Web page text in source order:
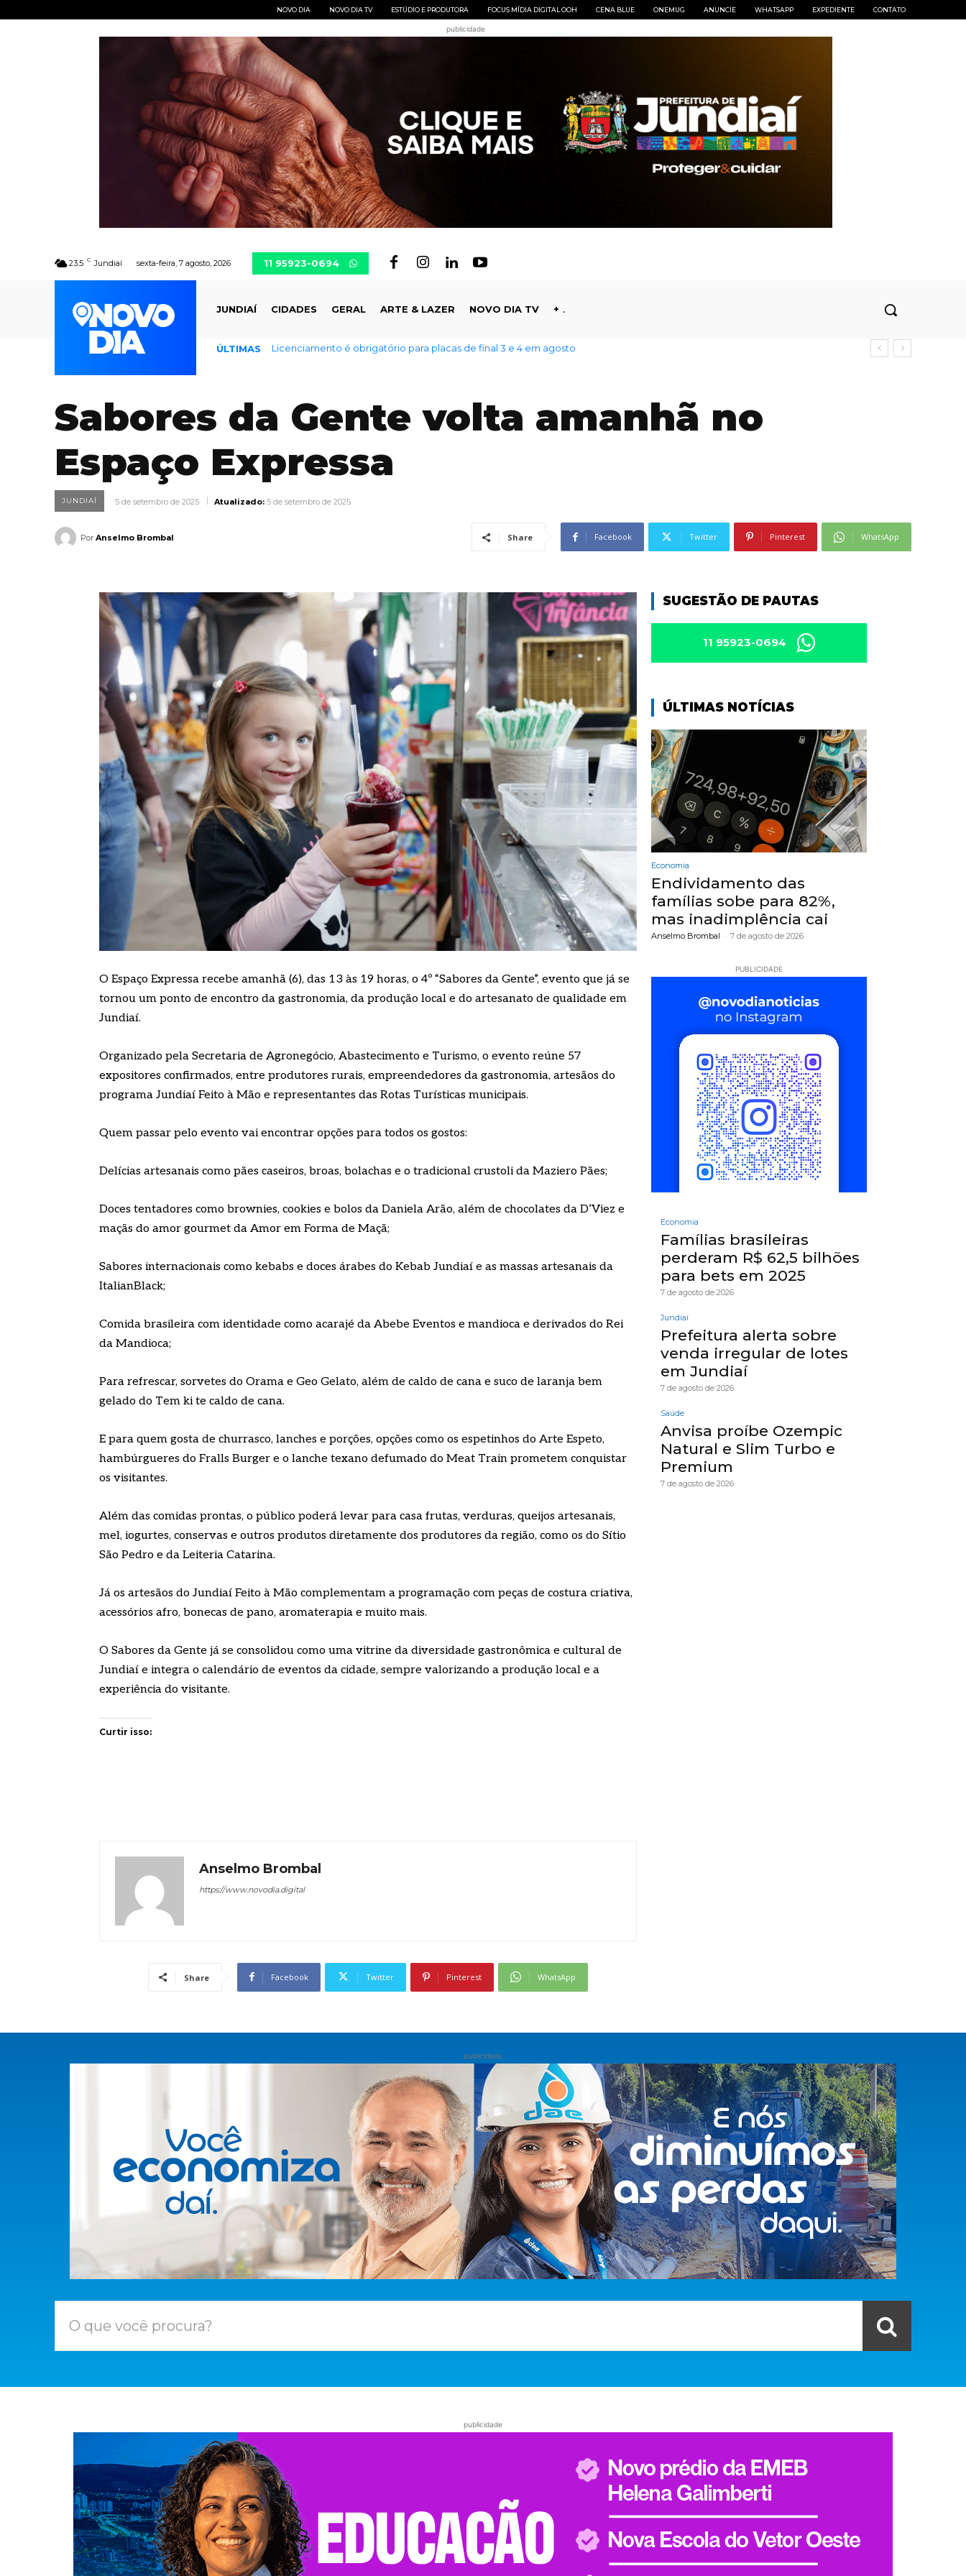
NOVO DIA NOVO DIA TV ESTÚDIO E PRODUTORA FOCUS MÍDIA DIGITAL OOH CENA BLUE ONEMUG ANUNCIE WHATSAPP EXPEDIENTE CONTATO
publicidade
23.5 C Jundiaí sexta-feira, 7 agosto, 2026 11 95923-0694
JUNDIAÍ CIDADES GERAL ARTE & LAZER NOVO DIA TV +
ÚLTIMAS Endividamento das famílias sobe para 82%, mas inadimplência cai
Sabores da Gente volta amanhã no
Espaço Expressa
JUNDIAÍ 5 de setembro de 2025 Atualizado: 5 de setembro de 2025
Por Anselmo Brombal Share Facebook Twitter Pinterest WhatsApp
O Espaço Expressa recebe amanhã (6), das 13 às 19 horas, o 4º “Sabores da Gente”, evento que já se
tornou um ponto de encontro da gastronomia, da produção local e do artesanato de qualidade em
Jundiaí.
Organizado pela Secretaria de Agronegócio, Abastecimento e Turismo, o evento reúne 57
expositores confirmados, entre produtores rurais, empreendedores da gastronomia, artesãos do
programa Jundiaí Feito à Mão e representantes das Rotas Turísticas municipais.
Quem passar pelo evento vai encontrar opções para todos os gostos:
Delícias artesanais como pães caseiros, broas, bolachas e o tradicional crustoli da Maziero Pães;
Doces tentadores como brownies, cookies e bolos da Daniela Arão, além de chocolates da D’Viez e
maçãs do amor gourmet da Amor em Forma de Maçã;
Sabores internacionais como kebabs e doces árabes do Kebab Jundiaí e as massas artesanais da
ItalianBlack;
Comida brasileira com identidade como acarajé da Abebe Eventos e mandioca e derivados do Rei
da Mandioca;
Para refrescar, sorvetes do Orama e Geo Gelato, além de caldo de cana e suco de laranja bem
gelado do Tem ki te caldo de cana.
E para quem gosta de churrasco, lanches e porções, opções como os espetinhos do Arte Espeto,
hambúrgueres do Fralls Burger e o lanche texano defumado do Meat Train prometem conquistar
os visitantes.
Além das comidas prontas, o público poderá levar para casa frutas, verduras, queijos artesanais,
mel, iogurtes, conservas e outros produtos diretamente dos produtores da região, como os do Sítio
São Pedro e da Leiteria Catarina.
Já os artesãos do Jundiaí Feito à Mão complementam a programação com peças de costura criativa,
acessórios afro, bonecas de pano, aromaterapia e muito mais.
O Sabores da Gente já se consolidou como uma vitrine da diversidade gastronômica e cultural de
Jundiaí e integra o calendário de eventos da cidade, sempre valorizando a produção local e a
experiência do visitante.
Curtir isso:
Anselmo Brombal
https://www.novodia.digital
Share Facebook Twitter Pinterest WhatsApp
SUGESTÃO DE PAUTAS
11 95923-0694
ÚLTIMAS NOTÍCIAS
Economia
Endividamento das
famílias sobe para 82%,
mas inadimplência cai
Anselmo Brombal - 7 de agosto de 2026
PUBLICIDADE
Economia
Famílias brasileiras
perderam R$ 62,5 bilhões
para bets em 2025
7 de agosto de 2026
Jundiaí
Prefeitura alerta sobre
venda irregular de lotes
em Jundiaí
7 de agosto de 2026
Saúde
Anvisa proíbe Ozempic
Natural e Slim Turbo e
Premium
7 de agosto de 2026
publicidade
O que você procura?
publicidade